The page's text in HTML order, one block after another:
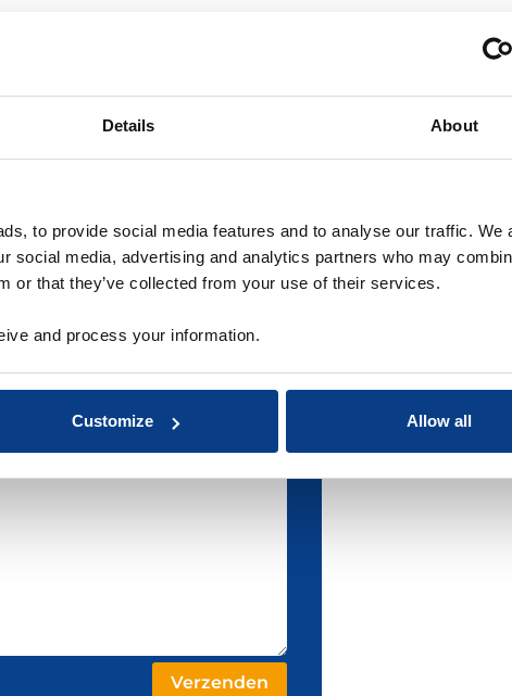
Details About
to provide social media features and to analyse our traffic. We
social media, advertising and analytics partners who may
or that they’ve collected from your use of their services.
and process your information.
Customize Allow all